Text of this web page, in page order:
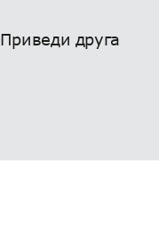
Приведи друга